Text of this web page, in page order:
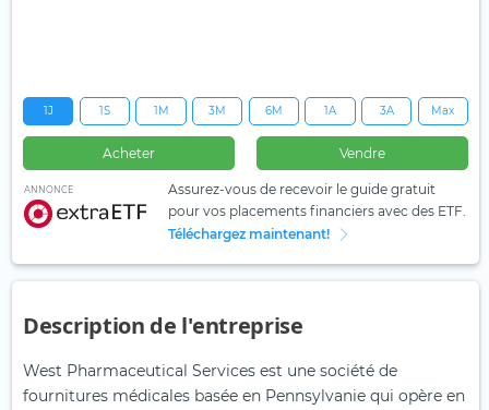
1J 1S 1M 3M 6M 1A 3A Max
Acheter Vendre
ANNONCE
Assurez-vous de recevoir le guide gratuit
pour vos placements financiers avec des ETF.
Téléchargez maintenant!
Description de l'entreprise
West Pharmaceutical Services est une société de
fournitures médicales basée en Pennsylvanie qui opère en